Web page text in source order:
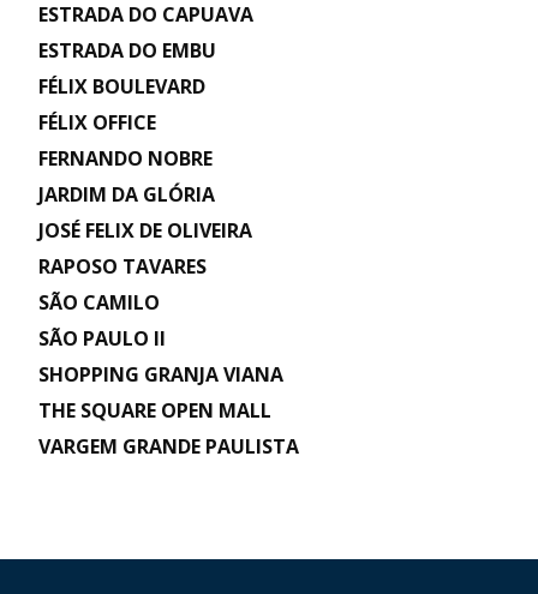
ESTRADA DO CAPUAVA
ESTRADA DO EMBU
FÉLIX BOULEVARD
FÉLIX OFFICE
FERNANDO NOBRE
JARDIM DA GLÓRIA
JOSÉ FELIX DE OLIVEIRA
RAPOSO TAVARES
SÃO CAMILO
SÃO PAULO II
SHOPPING GRANJA VIANA
THE SQUARE OPEN MALL
VARGEM GRANDE PAULISTA